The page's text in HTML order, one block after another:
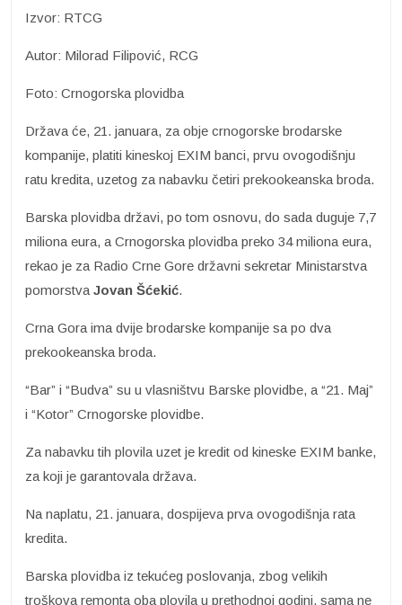
Izvor: RTCG
Autor: Milorad Filipović, RCG
Foto: Crnogorska plovidba
Država će, 21. januara, za obje crnogorske brodarske
kompanije, platiti kineskoj EXIM banci, prvu ovogodišnju
ratu kredita, uzetog za nabavku četiri prekookeanska broda.
Barska plovidba državi, po tom osnovu, do sada duguje 7,7
miliona eura, a Crnogorska plovidba preko 34 miliona eura,
rekao je za Radio Crne Gore državni sekretar Ministarstva
pomorstva Jovan Šćekić.
Crna Gora ima dvije brodarske kompanije sa po dva
prekookeanska broda.
“Bar” i “Budva” su u vlasništvu Barske plovidbe, a “21. Maj”
i “Kotor” Crnogorske plovidbe.
Za nabavku tih plovila uzet je kredit od kineske EXIM banke,
za koji je garantovala država.
Na naplatu, 21. januara, dospijeva prva ovogodišnja rata
kredita.
Barska plovidba iz tekućeg poslovanja, zbog velikih
troškova remonta oba plovila u prethodnoj godini, sama ne